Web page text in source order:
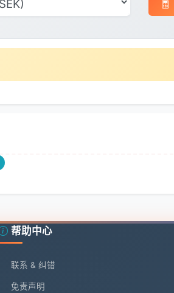
帮助中心
联系 & 纠错
免责声明